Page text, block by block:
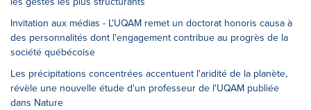
Invitation aux médias - L'UQAM remet un doctorat honoris causa à
des personnalités dont l'engagement contribue au progrès de la
société québécoise
Les précipitations concentrées accentuent l'aridité de la planète,
révèle une nouvelle étude d'un professeur de l'UQAM publiée
dans Nature